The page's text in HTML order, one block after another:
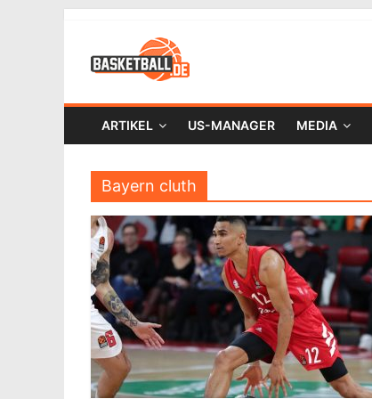
ARTIKEL US-MANAGER MEDIA
Bayern cluth